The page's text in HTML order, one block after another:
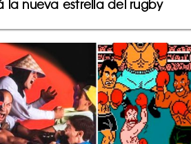
la nueva estrella del rugby